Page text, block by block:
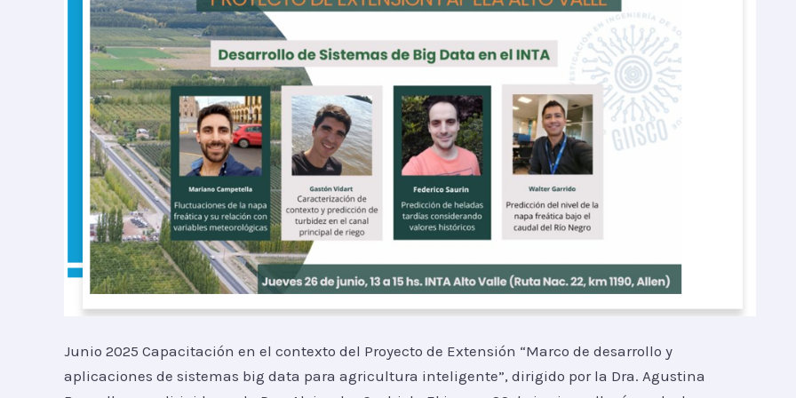
Junio 2025 Capacitación en el contexto del Proyecto de Extensión “Marco de desarrollo y
aplicaciones de sistemas big data para agricultura inteligente”, dirigido por la Dra. Agustina
INTA